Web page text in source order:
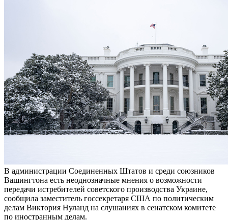
В администрации Соединенных Штатов и среди союзников
Вашингтона есть неоднозначные мнения о возможности
передачи истребителей советского производства Украине,
сообщила заместитель госсекретаря США по политическим
делам Виктория Нуланд на слушаниях в сенатском комитете
по иностранным делам.